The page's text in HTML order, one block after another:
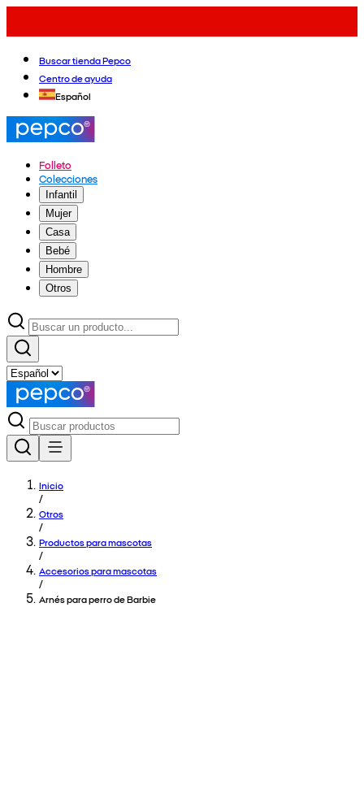
Buscar tienda Pepco
Centro de ayuda
Español
Folleto
Colecciones
Infantil
Mujer
Casa
Bebé
Hombre
Otros
Inicio
/
Otros
/
Productos para mascotas
/
Accesorios para mascotas
/
Arnés para perro de Barbie